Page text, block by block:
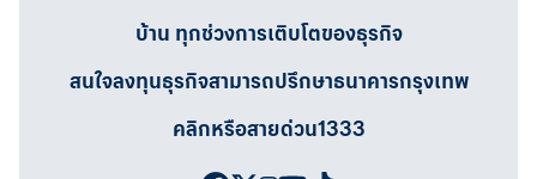
บ้าน ทุกช่วงการเติบโตของธุรกิจ
สนใจลงทุนธุรกิจสามารถปรึกษาธนาคารกรุงเทพ
คลิกหรือสายด่วน1333